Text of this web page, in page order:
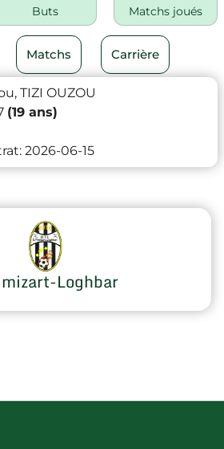
Buts Matchs joués
Matchs Carrière
TIZI OUZOU
(19 ans)
2026-06-15
Loghbar